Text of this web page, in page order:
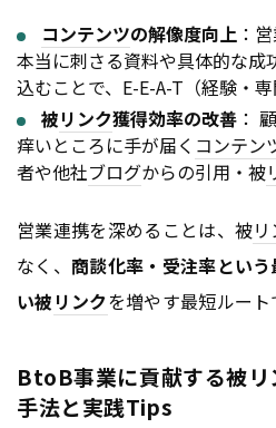
コンテンツの解像度向上 ：
本当に刺さる資料や具体的な成
込むことで、E-E-A-T（経験・専
被リンク獲得効率の改善 ：
痒いところに手が届く コンテン
者や他社ブログからの引用・被
営業連携を深めることは、被
なく、 商談化率・受注率とい
い被 リンクを増やす最短ルート
BtoB事業に貢献する被リ
手法と実践Tips